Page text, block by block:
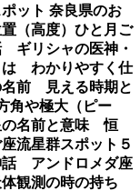
ット 奈良県のお
（高度）ひと月ご
ギリシャの医神・
は わかりやすく仕
名前 見える時期と
角や極大（ピー
の名前と意味 恒
流星群スポット５
話 アンドロメダ座
観測の時の持ち